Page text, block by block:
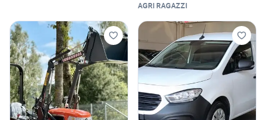
AGRI RAGAZZI